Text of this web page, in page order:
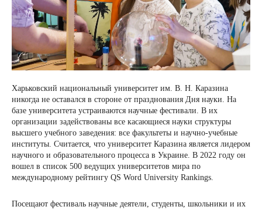
Харьковский национальный университет им. В. Н. Каразина
никогда не оставался в стороне от празднования Дня науки. На
базе университета устраиваются научные фестивали. В их
организации задействованы все касающиеся науки структуры
высшего учебного заведения: все факультеты и научно-учебные
институты. Считается, что университет Каразина является лидером
научного и образовательного процесса в Украине. В 2022 году он
вошел в список 500 ведущих университетов мира по
международному рейтингу QS Word University Rankings.
Посещают фестиваль научные деятели, студенты, школьники и их